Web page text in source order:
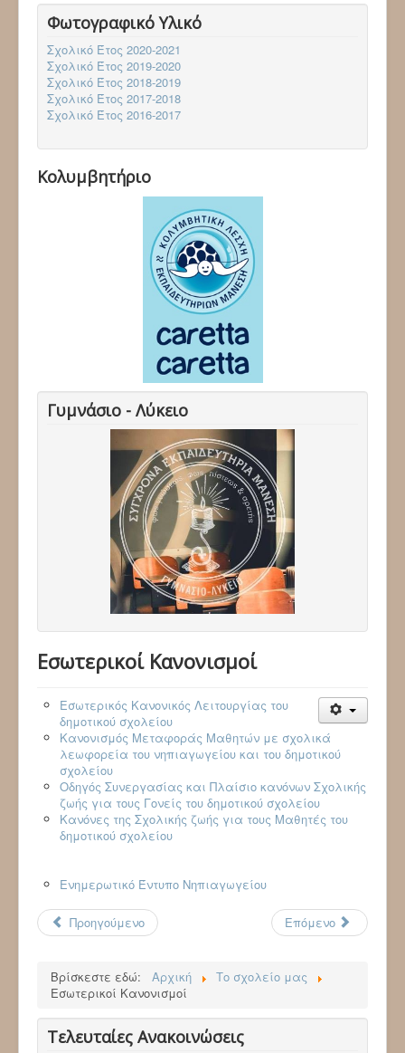
Φωτογραφικό Υλικό
Σχολικό Έτος 2020-2021
Σχολικό Έτος 2019-2020
Σχολικό Έτος 2018-2019
Σχολικό Έτος 2017-2018
Σχολικό Έτος 2016-2017
Κολυμβητήριο
Γυμνάσιο - Λύκειο
Εσωτερικοί Κανονισμοί
Εσωτερικός Κανονικός Λειτουργίας του
δημοτικού σχολείου
Κανονισμός Μεταφοράς Μαθητών με σχολικά
λεωφορεία του νηπιαγωγείου και του δημοτικού
σχολείου
Οδηγός Συνεργασίας και Πλαίσιο κανόνων Σχολικής
ζωής για τους Γονείς του δημοτικού σχολείου
Κανόνες της Σχολικής ζωής για τους Μαθητές του
δημοτικού σχολείου
Ενημερωτικό Έντυπο Νηπιαγωγείου
Προηγούμενο Επόμενο
Βρίσκεστε εδώ: Αρχική
Το σχολείο μας
Εσωτερικοί Κανονισμοί
Τελευταίες Ανακοινώσεις